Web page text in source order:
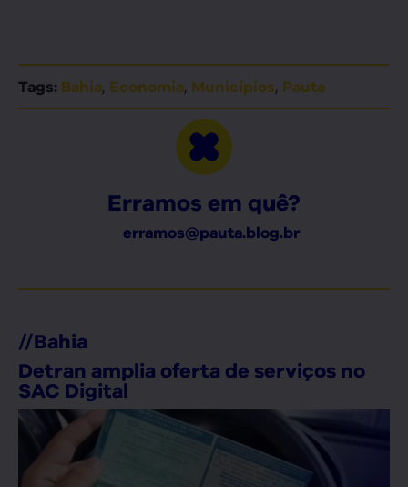
Tags: Bahia, Economia, Municípios, Pauta
Erramos em quê?
erramos@pauta.blog.br
//Bahia
Detran amplia oferta de serviços no
SAC Digital